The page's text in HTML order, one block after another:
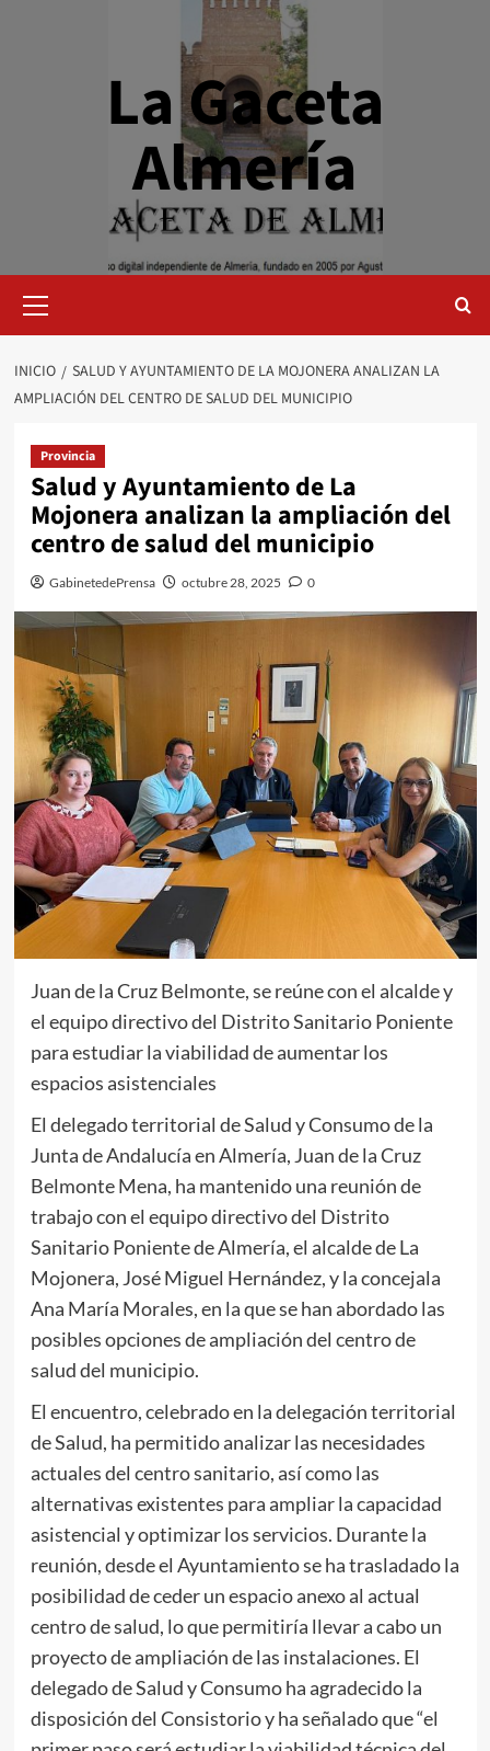
La Gaceta
Almería
primario
INICIO
SALUD Y AYUNTAMIENTO DE LA MOJONERA ANALIZAN LA
AMPLIACIÓN DEL CENTRO DE SALUD DEL MUNICIPIO
Provincia
Salud y Ayuntamiento de La
Mojonera analizan la ampliación del
centro de salud del municipio
GabinetedePrensa octubre 28, 2025 0
Juan de la Cruz Belmonte, se reúne con el alcalde y
el equipo directivo del Distrito Sanitario Poniente
para estudiar la viabilidad de aumentar los
espacios asistenciales
El delegado territorial de Salud y Consumo de la
Junta de Andalucía en Almería, Juan de la Cruz
Belmonte Mena, ha mantenido una reunión de
trabajo con el equipo directivo del Distrito
Sanitario Poniente de Almería, el alcalde de La
Mojonera, José Miguel Hernández, y la concejala
Ana María Morales, en la que se han abordado las
posibles opciones de ampliación del centro de
salud del municipio.
El encuentro, celebrado en la delegación territorial
de Salud, ha permitido analizar las necesidades
actuales del centro sanitario, así como las
alternativas existentes para ampliar la capacidad
asistencial y optimizar los servicios. Durante la
reunión, desde el Ayuntamiento se ha trasladado la
posibilidad de ceder un espacio anexo al actual
centro de salud, lo que permitiría llevar a cabo un
proyecto de ampliación de las instalaciones. El
delegado de Salud y Consumo ha agradecido la
disposición del Consistorio y ha señalado que “el